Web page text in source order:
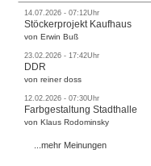
14.07.2026 - 07:12Uhr
Stöckerprojekt Kaufhaus
von Erwin Buß
23.02.2026 - 17:42Uhr
DDR
von reiner doss
12.02.2026 - 07:30Uhr
Farbgestaltung Stadthalle
von Klaus Rodominsky
...mehr Meinungen